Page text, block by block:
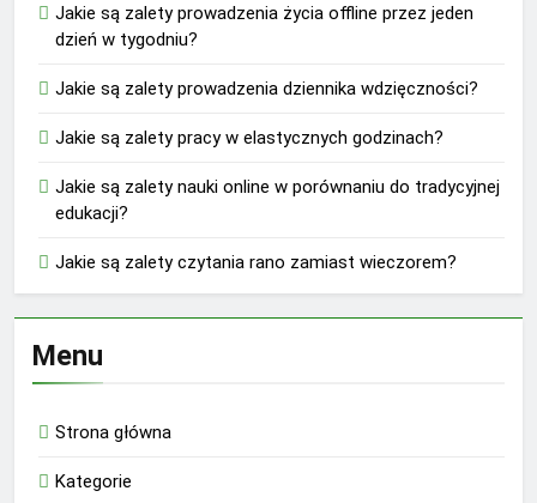
Jakie są zalety prowadzenia życia offline przez jeden
dzień w tygodniu?
Jakie są zalety prowadzenia dziennika wdzięczności?
Jakie są zalety pracy w elastycznych godzinach?
Jakie są zalety nauki online w porównaniu do tradycyjnej
edukacji?
Jakie są zalety czytania rano zamiast wieczorem?
Menu
Strona główna
Kategorie